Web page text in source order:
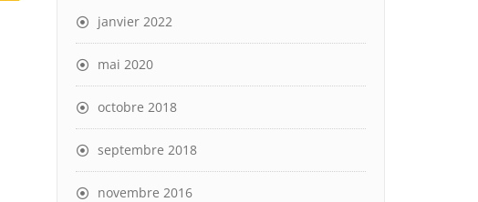
janvier 2022
mai 2020
octobre 2018
septembre 2018
novembre 2016